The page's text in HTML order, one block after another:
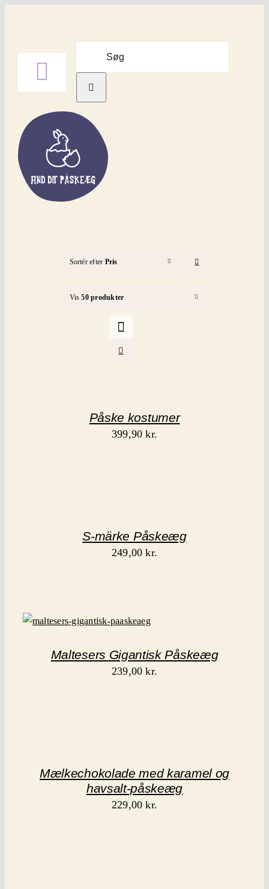
Toggle
Navigation
Forside
Find Påskeæg
Påskepynt
Sortér efter Pris
Vis50 produkter
Påske kostumer
399,90kr.
S-märke Påskeæg
249,00kr.
Maltesers Gigantisk Påskeæg
239,00kr.
Mælkechokolade med karamel og
havsalt-påskeæg
229,00kr.